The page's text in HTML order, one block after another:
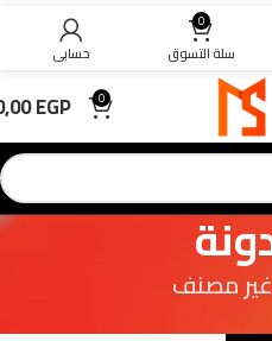
0
EGP
غير مصنف
0
سلة التسوق حسابي